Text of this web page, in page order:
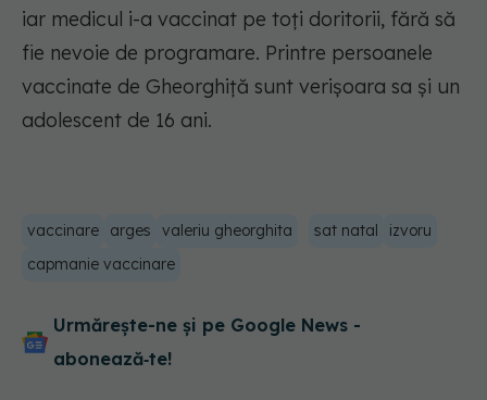
iar medicul i-a vaccinat pe toți doritorii, fără să
fie nevoie de programare. Printre persoanele
vaccinate de Gheorghiță sunt verișoara sa și un
adolescent de 16 ani.
vaccinare arges valeriu gheorghita sat natal
izvoru
capmanie vaccinare
Urmărește-ne și pe Google News -
abonează‑te!